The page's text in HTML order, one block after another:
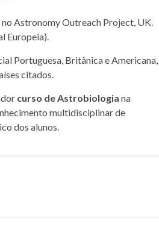
Astronomy Outreach Project, UK.
Europeia).
Portuguesa, Britânica e Americana,
citados.
curso de Astrobiologia na
multidisciplinar de
dos alunos.